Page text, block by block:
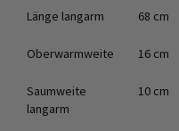
Länge langarm 68 cm
Oberwarmweite 16 cm
Saumweite
langarm
10 cm